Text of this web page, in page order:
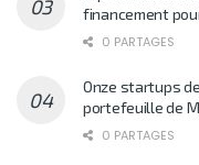
financement
0 PARTAGES
Onze startups
portefeuille de
0 PARTAGES